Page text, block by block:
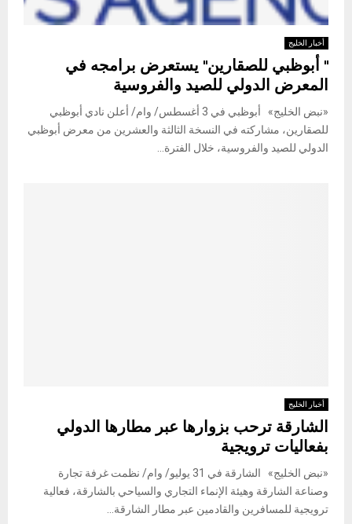
أخبار الخليج
" أبوظبي للصقارين" يستعرض برامجه في
المعرض الدولي للصيد والفروسية
«نبض الخليج» أبوظبي في 3 أغسطس/ وام/ أعلن نادي أبوظبي
للصقارين، مشاركته في النسخة الثالثة والعشرين من معرض أبوظبي
الدولي للصيد والفروسية، خلال الفترة...
أخبار الخليج
الشارقة ترحب بزوارها عبر مطارها الدولي
بفعاليات ترويجية
«نبض الخليج» الشارقة في 31 يوليو/ وام/ نظمت غرفة تجارة
وصناعة الشارقة وهيئة الإنماء التجاري والسياحي بالشارقة، فعالية
ترويجية للمسافرين والقادمين عبر مطار الشارقة...